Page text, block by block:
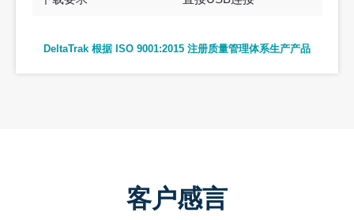
DeltaTrak 根据 ISO 9001:2015 注册质量管理体系生产产品
客户感言